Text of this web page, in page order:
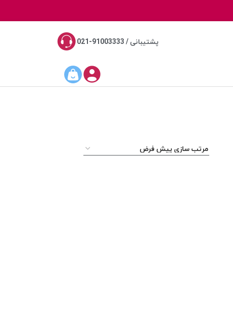
پشتیبانی / 91003333-021